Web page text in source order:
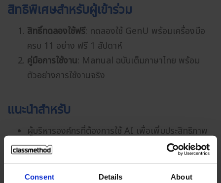
Consent Details About
สิทธิพิเศษสำหรับผู้เข้าร่วม
สิทธิ์ทดลองใช้ฟรี: ทดลองใช้ GenU พร้อมเครื่องมือ
ครบ 11 อย่าง ฟรี 1 สัปดาห์
คู่มือการใช้งาน: Manual ฉบับเต็มภาษาไทย พร้อม
ตัวอย่างการใช้งานจริง
แนะนำสำหรับ
ผู้บริหารองค์กรที่ต้องการใช้ AI เพื่อเพิ่มประสิทธิภาพ
การทำงาน
ผู้รับผิดชอบด้าน IT และความปลอดภัยของข้อมูล
ทีมงานที่ต้องสร้างเอกสาร และรายงานการประชุมต่าง